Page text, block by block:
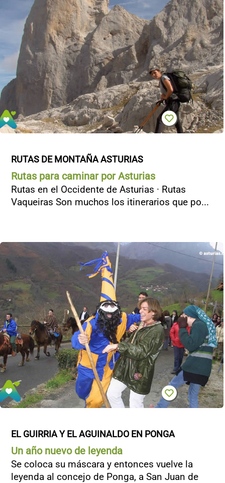
RUTAS DE MONTAÑA ASTURIAS
Rutas para caminar por Asturias
Rutas en el Occidente de Asturias · Rutas
Vaqueiras Son muchos los itinerarios que po...
EL GUIRRIA Y EL AGUINALDO EN PONGA
Un año nuevo de leyenda
Se coloca su máscara y entonces vuelve la
leyenda al concejo de Ponga, a San Juan de